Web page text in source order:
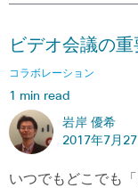
ビデオ会議の
コラボレーション
1 min read
岩岸 優希
2017年7月
いつでもどこでも